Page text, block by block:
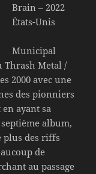
Brain – 2022
États-Unis
Municipal
Thrash Metal /
2000 avec une
des pionniers
en ayant sa
album,
des riffs
de
au passage